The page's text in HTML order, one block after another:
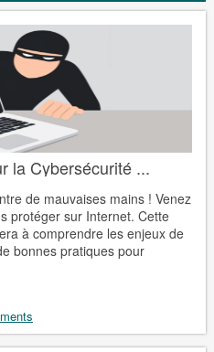
la Cybersécurité ...
de mauvaises mains ! Venez
protéger sur Internet. Cette
à comprendre les enjeux de
bonnes pratiques pour